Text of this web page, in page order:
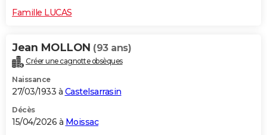
Famille LUCAS
Jean MOLLON (93 ans)
Créer une cagnotte obsèques
Naissance
27/03/1933 à Castelsarrasin
Décès
15/04/2026 à Moissac